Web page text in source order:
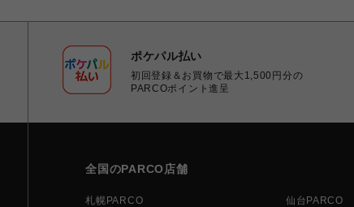
ポケパル払い
初回登録＆お買物で最大1,500円分の
PARCOポイント進呈
全国のPARCO店舗
札幌PARCO 仙台PARCO